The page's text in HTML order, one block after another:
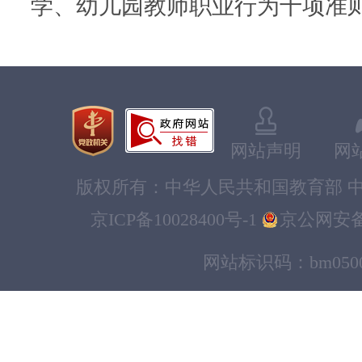
学、幼儿园教师职业行为十项准
网站声明
网
版权所有：中华人民共和国教育部
京ICP备10028400号-1
京公网安
网站标识码：